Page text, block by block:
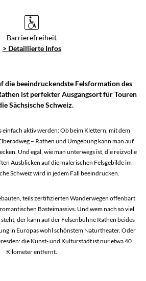
Barrierefreiheit
> Detaillierte Infos
die beeindruckendste Felsformation des
ist perfekter Ausgangsort für Touren
Sächsische Schweiz.
einfach aktiv werden: Ob beim Klettern, mit dem
– Rathen und Umgebung kann man auf
Und egal, wie man unterwegs ist, die reizvolle
Ausblicken auf die malerischen Felsgebilde im
Schweiz wird in jedem Fall beeindrucken.
teils zertifizierten Wanderwegen offenbart
Basteimassivs. Und wem nach so viel
der kann auf der Felsenbühne Rathen beides
in Europas wohl schönstem Naturtheater. Oder
die Kunst- und Kulturstadt ist nur etwa 40
Kilometer entfernt.